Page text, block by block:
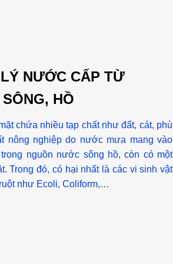
NƯỚC CẤP TỪ
HỒ
chứa nhiều tạp chất như đất, cát, phù
nông nghiệp do nước mưa mang vào
nguồn nước sông hồ, còn có một
Trong đó, có hại nhất là các vi sinh vật
như Ecoli, Coliform,…